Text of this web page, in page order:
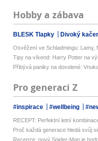
Hobby a zábava
BLESK Tlapky Divoký kačer
Osvěžení ve Schladmingu: Lamy,
Tipy na víkend: Harry Potter na
Přibývá paniky na dovolené:
Pro generaci Z
#inspirace #wellbeing
RECEPT: Perfektní letní
Proč každá generace hledá svůj
Recenze: nový Spider-Man je